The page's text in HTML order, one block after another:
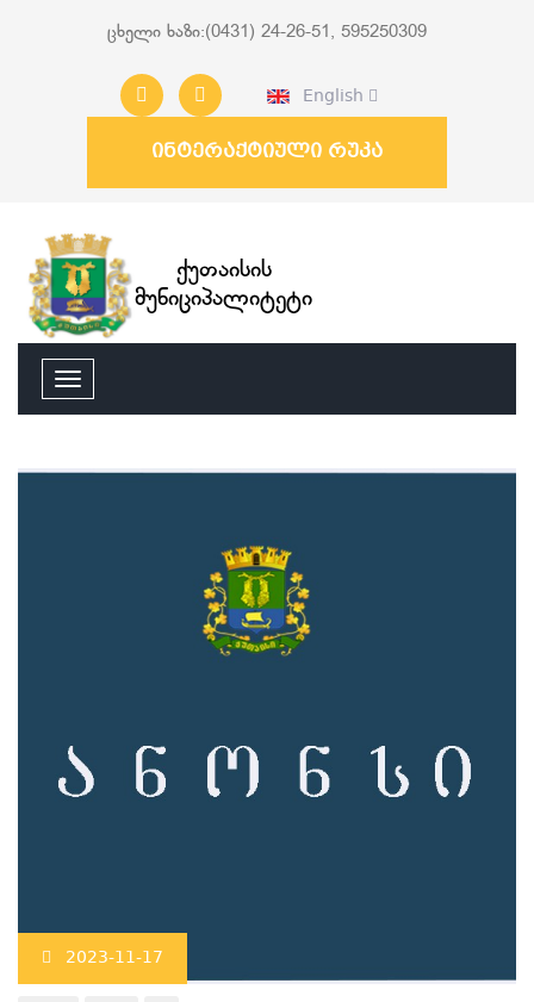
ცხელი ხაზი:(0431) 24-26-51, 595250309
English
ინტერაქტიული რუკა
ქუთაისის
მუნიციპალიტეტი
2023-11-17